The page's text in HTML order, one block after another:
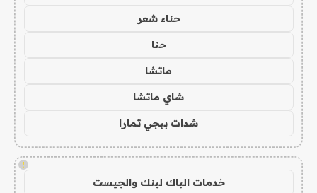
حناء شعر
حنا
ماتشا
شاي ماتشا
شدات ببجي تمارا
!
خدمات الباك لينك والجيست